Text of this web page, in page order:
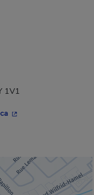
1V1
- Cet hyperlien